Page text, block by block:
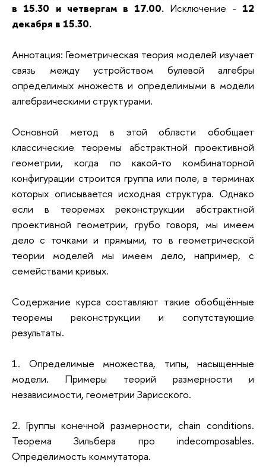
в 15.30 и четвергам в 17.00. Исключение - 12
декабря в 15.30.
Аннотация: Геометрическая теория моделей изучает
связь между устройством булевой алгебры
определимых множеств и определимыми в модели
алгебраическими структурами.
Основной метод в этой области обобщает
классические теоремы абстрактной проективной
геометрии, когда по какой-то комбинаторной
конфигурации строится группа или поле, в терминах
которых описывается исходная структура. Однако
если в теоремах реконструкции абстрактной
проективной геометрии, грубо говоря, мы имеем
дело с точками и прямыми, то в геометрической
теории моделей мы имеем дело, например, с
семействами кривых.
Содержание курса составляют такие обобщённые
теоремы реконструкции и сопутствующие
результаты.
1. Определимые множества, типы, насыщенные
модели. Примеры теорий размерности и
независимости, геометрии Зарисского.
2. Группы конечной размерности, chain conditions.
Теорема Зильбера про indecomposables.
Определимость коммутатора.